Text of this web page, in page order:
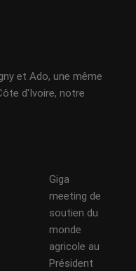
et Ado, une même
d'Ivoire, notre
Giga
meeting de
soutien du
monde
agricole au
Président